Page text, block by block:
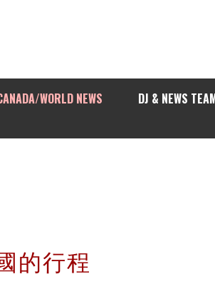
WORLD NEWS DJ & NEWS
的行程